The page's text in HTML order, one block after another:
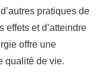
pratiques de
effets et d’atteindre
offre une
qualité de vie.